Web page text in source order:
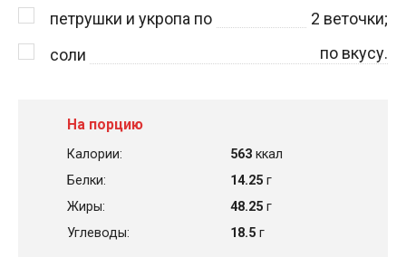
петрушки и укропа по
2 веточки;
соли
по вкусу.
На порцию
Калории: 563 ккал
Белки:
14.25 г
Жиры:
48.25 г
Углеводы:
18.5 г